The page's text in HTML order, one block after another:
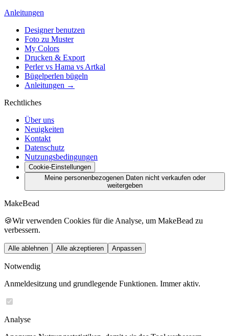
Anleitungen
Designer benutzen
Foto zu Muster
My Colors
Drucken & Export
Perler vs Hama vs Artkal
Bügelperlen bügeln
Anleitungen →
Rechtliches
Über uns
Neuigkeiten
Kontakt
Datenschutz
Nutzungsbedingungen
Cookie-Einstellungen
Meine personenbezogenen Daten nicht verkaufen oder
weitergeben
MakeBead
🍪Wir verwenden Cookies für die Analyse, um MakeBead zu
verbessern.
Alle ablehnen Alle akzeptieren Anpassen
Notwendig
Anmeldesitzung und grundlegende Funktionen. Immer aktiv.
Analyse